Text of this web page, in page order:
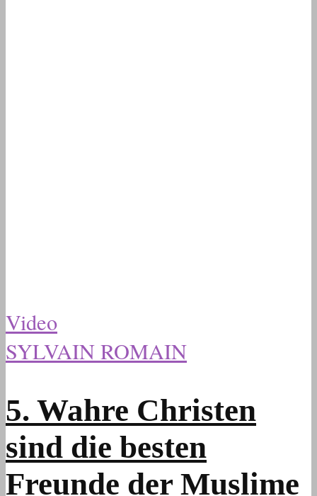
Video
SYLVAIN ROMAIN
5. Wahre Christen
sind die besten
Freunde der Muslime